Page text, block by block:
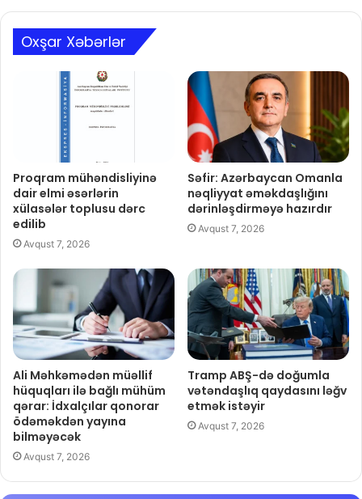
Oxşar Xəbərlər
Proqram mühəndisliyinə
dair elmi əsərlərin
xülasələr toplusu dərc
edilib
Avqust 7, 2026
Səfir: Azərbaycan Omanla
nəqliyyat əməkdaşlığını
dərinləşdirməyə hazırdır
Avqust 7, 2026
Ali Məhkəmədən müəllif
hüquqları ilə bağlı mühüm
qərar: İdxalçılar qonorar
ödəməkdən yayına
bilməyəcək
Avqust 7, 2026
Tramp ABŞ-də doğumla
vətəndaşlıq qaydasını ləğv
etmək istəyir
Avqust 7, 2026